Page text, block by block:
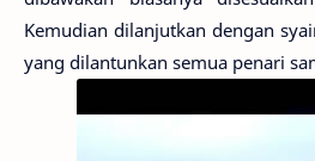
Kemudian dilanjutkan dengan
yang dilantunkan semua penari